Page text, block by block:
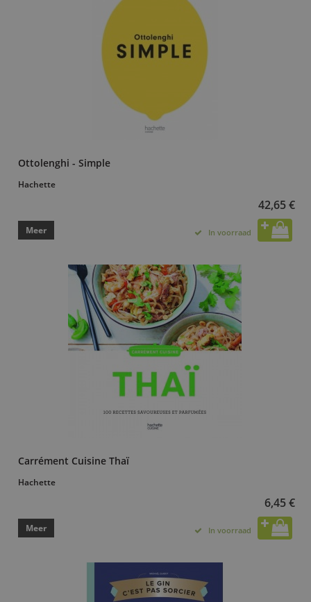
Ottolenghi - Simple
Hachette
42,65 €
Meer In voorraad
Carrément Cuisine Thaï
Hachette
6,45 €
Meer In voorraad